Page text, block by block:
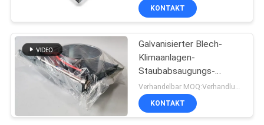
KONTAKT
Galvanisierter Blech-
Klimaanlagen-
Staubabsaugungs-
Explosions-Flugsteig
80mm-300mm
Verhandelbar MOQ:Verhandlung
KONTAKT